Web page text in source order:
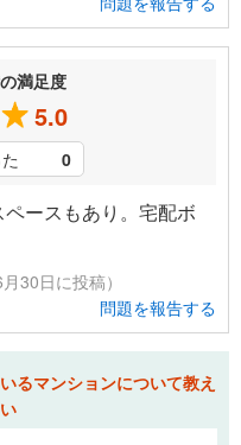
満足度
5.0
0
ースもあり。宅配ボ
30日に投稿）
問題を報告する
るマンションについて教え